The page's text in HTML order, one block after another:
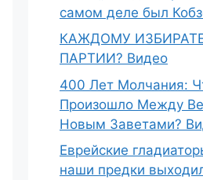
самом деле был
КАЖДОМУ
ПАРТИИ? Видео
400 Лет Молчания:
Произошло Между
Новым Заветами?
Еврейские
наши предки